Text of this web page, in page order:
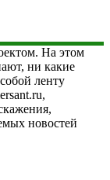
На этом
ни какие
ленту
новостей